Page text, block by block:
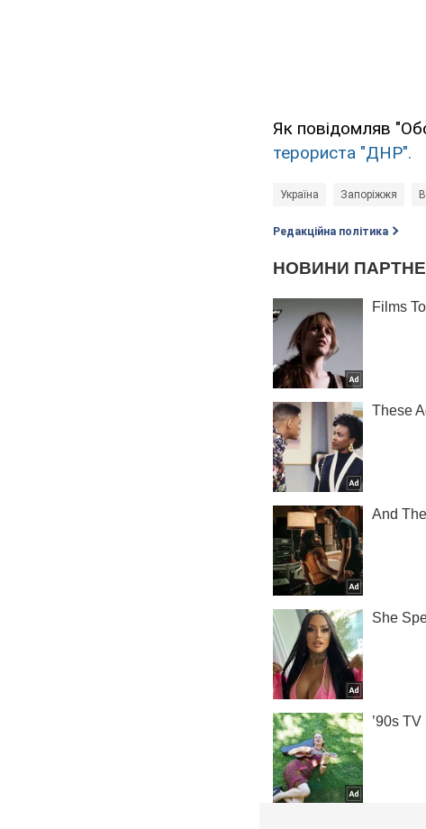
Як повідомляв
терориста "ДНР".
Україна Запоріжжя
Редакційна політика